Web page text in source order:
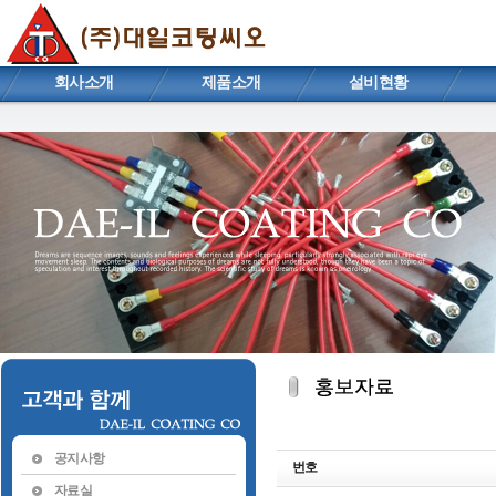
회사소개 제품소개 설비현황
공지사항
자료실
번호